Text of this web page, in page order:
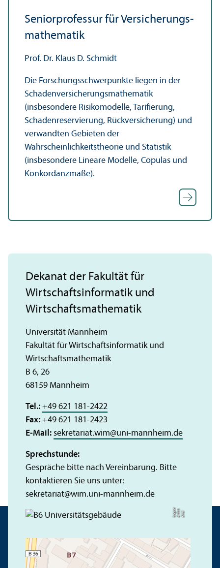
Seniorprofessur für Versicherungs­
mathematik
Prof. Dr. Klaus D. Schmidt
Die Forschungs­schwerpunkte liegen in der
Schaden­versicherungs­mathematik
(insbesondere Risiko­modelle, Tarifierung,
Schadenreservierung, Rück­versicherung) und
verwandten Gebieten der
Wahrscheinlichkeits­theorie und Statistik
(insbesondere Lineare Modelle, Copulas und
Konkordanzmaße).
Bil
d:
A
n
n
aL
o
g
u
e
Dekanat der Fakultät für
Wirtschafts­informatik und
Wirtschafts­mathematik
Universität Mannheim
Fakultät für Wirtschafts­informatik und
Wirtschafts­mathematik
B 6, 26
68159 Mannheim
Tel.: +49 621 181-2422
Fax: +49 621 181-2423
E-Mail: sekretariat.wim@uni-mannheim.de
Sprechstunde:
Gespräche bitte nach Vereinbarung. Bitte
kontaktieren Sie uns unter:
sekretariat@wim.uni-mannheim.de